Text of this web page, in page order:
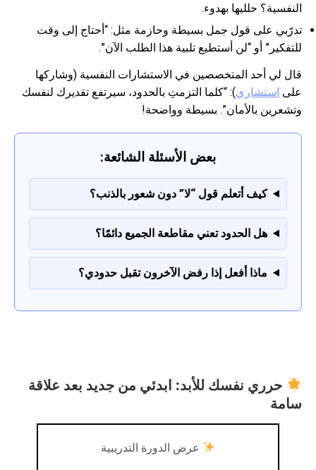
النفسية؟ حلليها بهدوء.
تدرّبي على قول جمل بسيطة وحازمة مثل: “أحتاج إلى وقت
للتفكير” أو “لن أستطيع تلبية هذا الطلب الآن”.
قال لي أحد المتخصصين في الاستشارات النفسية (وشاركها
على استشاري): “كلما التزمتِ بالحدود، سيرتفع تقديرك لنفسك
وتشعرين بالأمان”. بسيطة وواضحة!
بعض الأسئلة الشائعة:
كيف أتعلم قول “لا” دون شعور بالذنب؟
هل الحدود تعني مقاطعة الجميع دائمًا؟
ماذا أفعل إذا رفض الآخرون تقبل حدودي؟
حرري نفسك للأبد: ابدئي من جديد بعد علاقة
سامة
عرض الدورة التدريبية